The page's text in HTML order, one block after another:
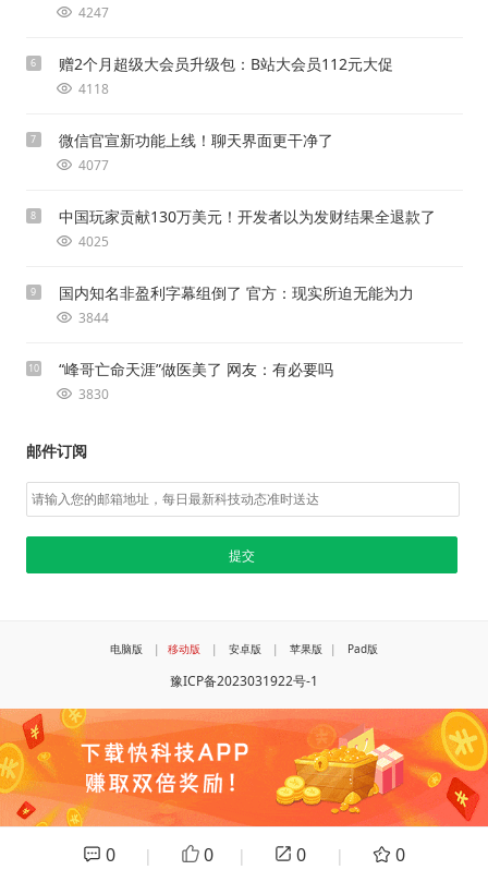
4247
6 赠2个月超级大会员升级包：B站大会员112元大促
4118
7 微信官宣新功能上线！聊天界面更干净了
4077
8 中国玩家贡献130万美元！开发者以为发财结果全退款了
4025
9 国内知名非盈利字幕组倒了 官方：现实所迫无能为力
3844
10 “峰哥亡命天涯”做医美了 网友：有必要吗
3830
邮件订阅
0 | 0 | 0 | 0
电脑版 | 移动版 | 安卓版 | 苹果版 | Pad版
豫ICP备2023031922号-1